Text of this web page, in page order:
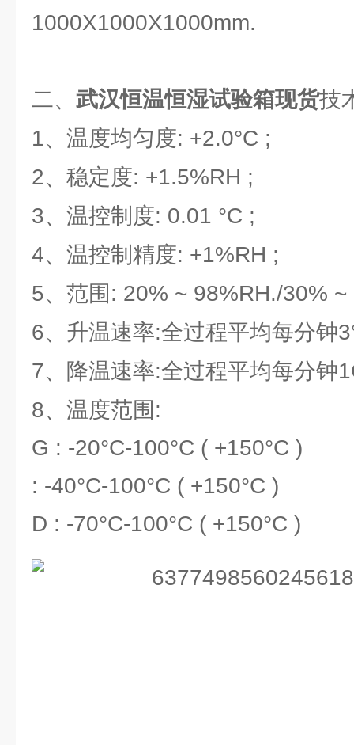
1000X1000X1000mm.
二、 武汉恒温恒湿试验箱现货技
1、温度均匀度: +2.0°C ;
2、稳定度: +1.5%RH ;
3、温控制度: 0.01 °C ;
4、温控制精度: +1%RH ;
5、范围: 20% ~ 98%RH./30% ~
6、升温速率:全过程平均每分钟
7、降温速率:全过程平均每分钟
8、温度范围:
G : -20°C-100°C ( +150°C )
: -40°C-100°C ( +150°C )
D : -70°C-100°C ( +150°C )